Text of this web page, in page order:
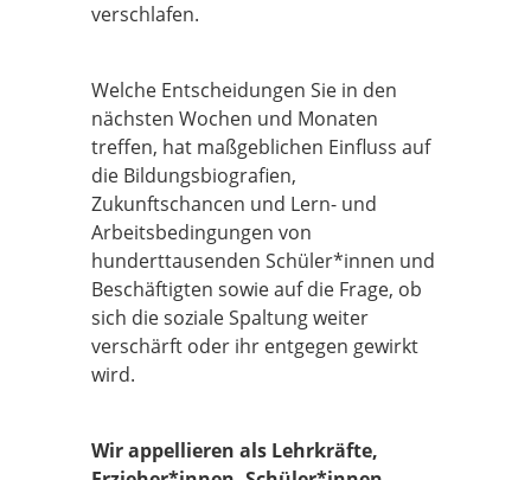
verschlafen.
Welche Entscheidungen Sie in den
nächsten Wochen und Monaten
treffen, hat maßgeblichen Einfluss auf
die Bildungsbiografien,
Zukunftschancen und Lern- und
Arbeitsbedingungen von
hunderttausenden Schüler*innen und
Beschäftigten sowie auf die Frage, ob
sich die soziale Spaltung weiter
verschärft oder ihr entgegen gewirkt
wird.
Wir appellieren als Lehrkräfte,